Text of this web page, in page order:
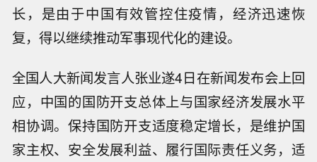
长，是由于中国有效管控住疫情，经济迅速恢
复，得以继续推动军事现代化的建设。
全国人大新闻发言人张业遂4日在新闻发布会上回
应，中国的国防开支总体上与国家经济发展水平
相协调。保持国防开支适度稳定增长，是维护国
家主权、安全发展利益、履行国际责任义务，适